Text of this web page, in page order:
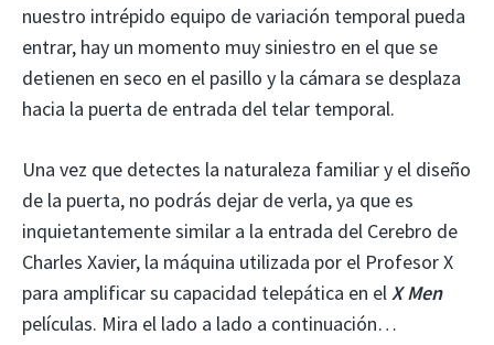
nuestro intrépido equipo de variación temporal pueda
entrar, hay un momento muy siniestro en el que se
detienen en seco en el pasillo y la cámara se desplaza
hacia la puerta de entrada del telar temporal.
Una vez que detectes la naturaleza familiar y el diseño
de la puerta, no podrás dejar de verla, ya que es
inquietantemente similar a la entrada del Cerebro de
Charles Xavier, la máquina utilizada por el Profesor X
para amplificar su capacidad telepática en elX Men
películas. Mira el lado a lado a continuación…